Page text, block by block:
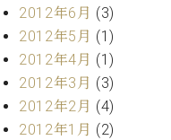
2012年6月 (3)
2012年5月 (1)
2012年4月 (1)
2012年3月 (3)
2012年2月 (4)
2012年1月 (2)